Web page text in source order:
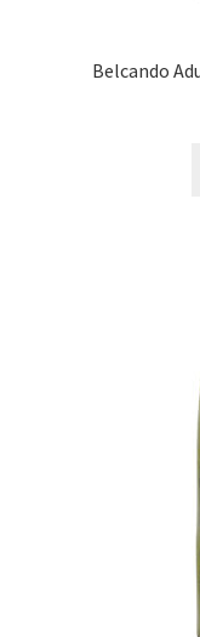
Belcando